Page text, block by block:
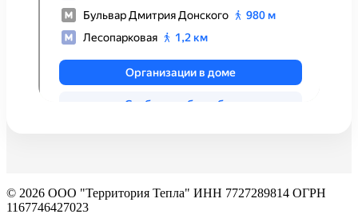
© 2026 ООО "Территория Тепла" ИНН 7727289814 ОГРН
1167746427023